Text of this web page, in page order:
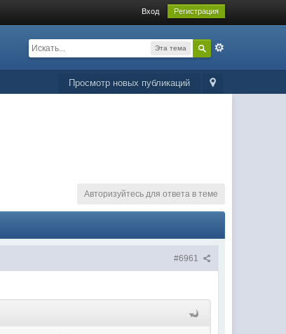
Вход Регистрация
Эта тема
Просмотр новых публикаций
Авторизуйтесь для ответа в теме
#6961